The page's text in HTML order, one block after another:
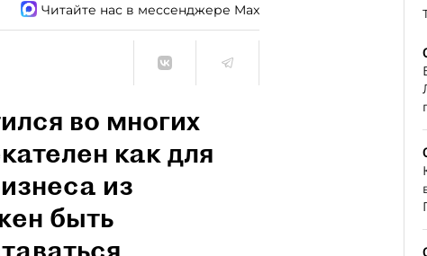
Читайте нас в мессенджере Max
во многих
как для
из
быть